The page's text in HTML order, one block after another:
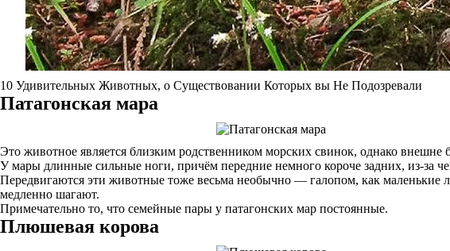
10 Удивительных Животных, о Существовании Которых вы Не Подозревали
Патагонская мара
Это животное является близким родственником морских свинок, однако внешне
У мары длинные сильные ноги, причём передние немного короче задних, из-за
Передвигаются эти животные тоже весьма необычно — галопом, как маленькие
медленно шагают.
Примечательно то, что семейные пары у патагонских мар постоянные.
Плюшевая корова